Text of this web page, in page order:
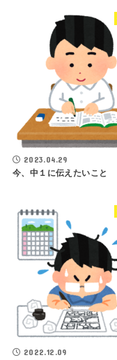
2023.04.29
今、中１に伝えたいこと
2022.12.09